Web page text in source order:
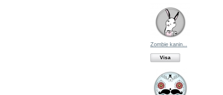
Zombie kanin...
Visa